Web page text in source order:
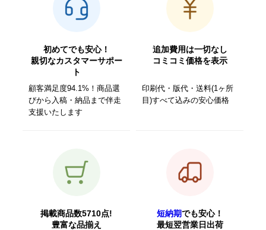
初めてでも安心！
親切なカスタマーサポー
ト
顧客満足度94.1%！商品選
びから入稿・納品まで伴走
支援いたします
追加費用は一切なし
コミコミ価格を表示
印刷代・版代・送料(1ヶ所
目)すべて込みの安心価格
掲載商品数5710点!
豊富な品揃え
短納期でも安心！
最短翌営業日出荷